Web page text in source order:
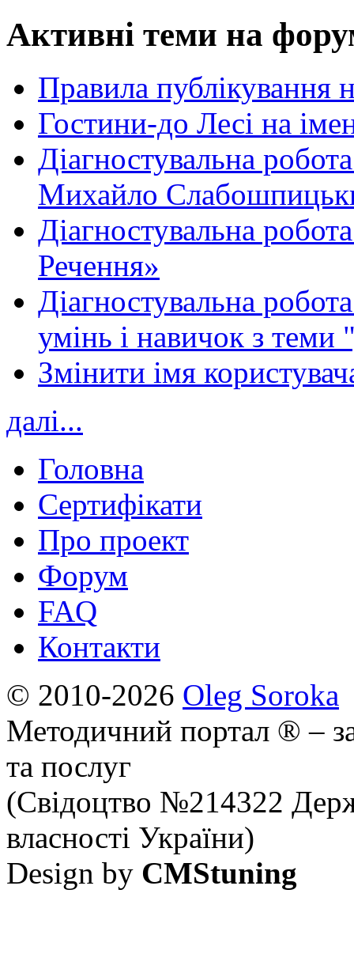
Активні теми на
Правила публікування
Гостини-до Лесі на
Діагностувальна
Михайло
Діагностувальна
Речення»
Діагностувальна
умінь і навичок з теми
Змінити імя
далі...
Головна
Сертифікати
Про проект
Форум
FAQ
Контакти
© 2010-2026 Oleg Soroka
Методичний портал ® –
та послуг
(Свідоцтво №214322
власності України)
Design by CMStuning